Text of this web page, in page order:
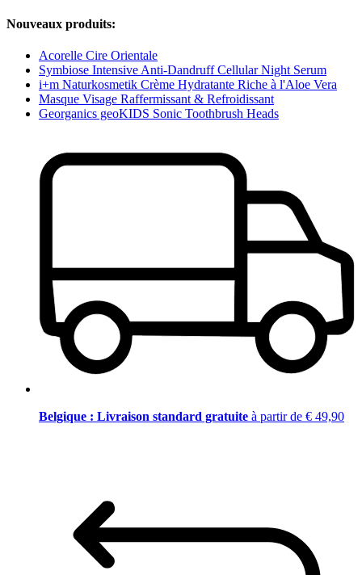
Nouveaux produits:
Acorelle Cire Orientale
Symbiose Intensive Anti-Dandruff Cellular Night Serum
i+m Naturkosmetik Crème Hydratante Riche à l'Aloe Vera
Masque Visage Raffermissant & Refroidissant
Georganics geoKIDS Sonic Toothbrush Heads
Belgique : Livraison standard gratuite à partir de € 49,90